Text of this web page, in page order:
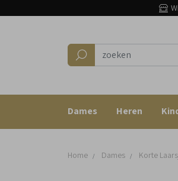
Dames Heren
Home Dames Korte